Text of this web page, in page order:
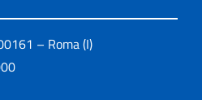
– Roma (I)